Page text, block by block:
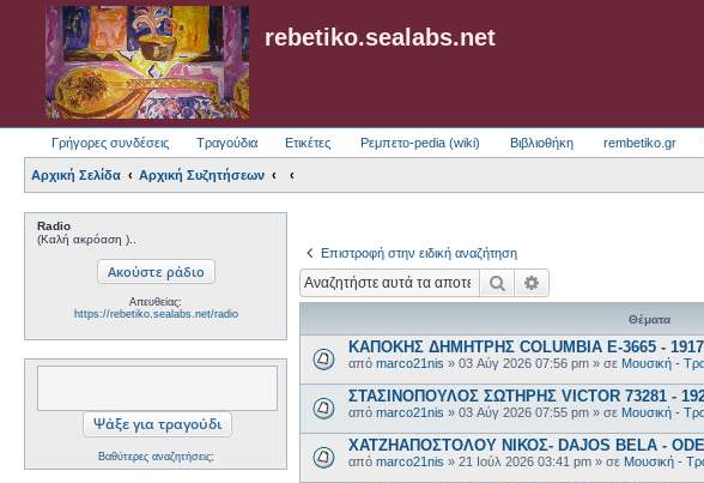
rebetiko.sealabs.net
Γρήγορες συνδέσεις Τραγούδια Ετικέτες Ρεμπετο-pedia (wiki) Βιβλιοθήκη rembetiko.gr
Αρχική Σελίδα Αρχική Συζητήσεων
Radio
(Καλή ακρόαση )..
Απευθείας:
https://rebetiko.sealabs.net/radio
Βαθύτερες αναζητήσεις;
Επιστροφή στην ειδική αναζήτηση
Αναζήτηση
Θέματα
ΚΑΠΟΚΗΣ ΔΗΜΗΤΡΗΣ COLUMBIA E-3665 - 1917
από marco21nis » 03 Αύγ 2026 07:56 pm » σε Μουσική -
ΣΤΑΣΙΝΟΠΟΥΛΟΣ ΣΩΤΗΡΗΣ VICTOR 73281 -
από marco21nis » 03 Αύγ 2026 07:55 pm » σε Μουσική -
ΧΑΤΖΗΑΠΟΣΤΟΛΟΥ ΝΙΚΟΣ- DAJOS BELA -
από marco21nis » 21 Ιούλ 2026 03:41 pm » σε Μουσική -